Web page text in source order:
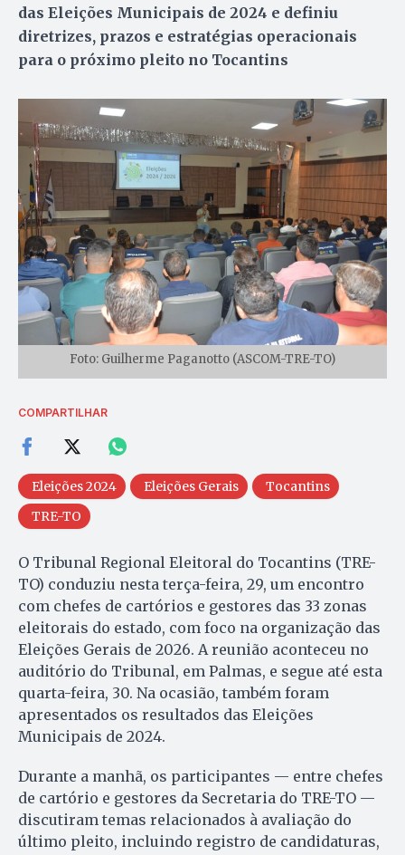
das Eleições Municipais de 2024 e definiu
diretrizes, prazos e estratégias operacionais
para o próximo pleito no Tocantins
Foto: Guilherme Paganotto (ASCOM-TRE-TO)
COMPARTILHAR
Eleições 2024 Eleições Gerais
Tocantins
TRE-TO
O Tribunal Regional Eleitoral do Tocantins (TRE-
TO) conduziu nesta terça-feira, 29, um encontro
com chefes de cartórios e gestores das 33 zonas
eleitorais do estado, com foco na organização das
Eleições Gerais de 2026. A reunião aconteceu no
auditório do Tribunal, em Palmas, e segue até esta
quarta-feira, 30. Na ocasião, também foram
apresentados os resultados das Eleições
Municipais de 2024.
Durante a manhã, os participantes — entre chefes
de cartório e gestores da Secretaria do TRE-TO —
discutiram temas relacionados à avaliação do
último pleito, incluindo registro de candidaturas,